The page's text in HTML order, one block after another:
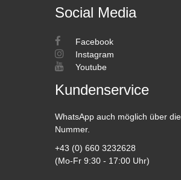
Social Media
Facebook
Instagram
Youtube
Kundenservice
WhatsApp auch möglich über
Nummer.
+43 (0) 660 3232628
(Mo-Fr 9:30 - 17:00 Uhr)